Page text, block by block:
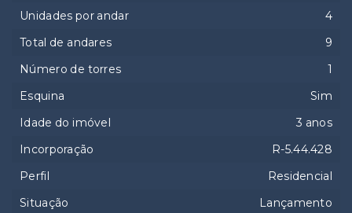
Unidades por andar
4
Total de andares
9
Número de torres
1
Esquina
Sim
Idade do imóvel
3 anos
Incorporação
R-5.44.428
Perfil
Residencial
Situação
Lançamento